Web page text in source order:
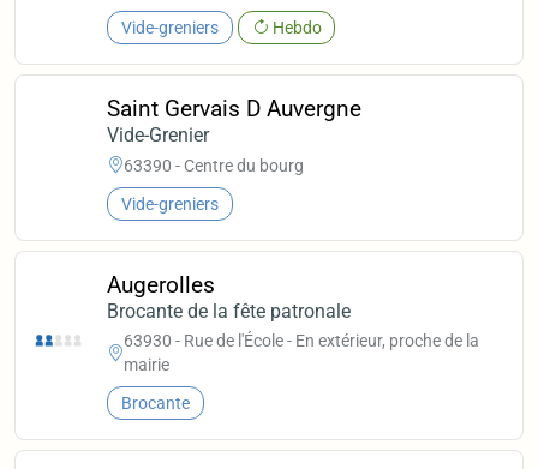
Vide-greniers Hebdo
Saint Gervais D Auvergne
Vide-Grenier
63390 - Centre du bourg
Vide-greniers
Augerolles
Brocante de la fête patronale
63930 - Rue de l'École - En extérieur, proche de la
mairie
Brocante